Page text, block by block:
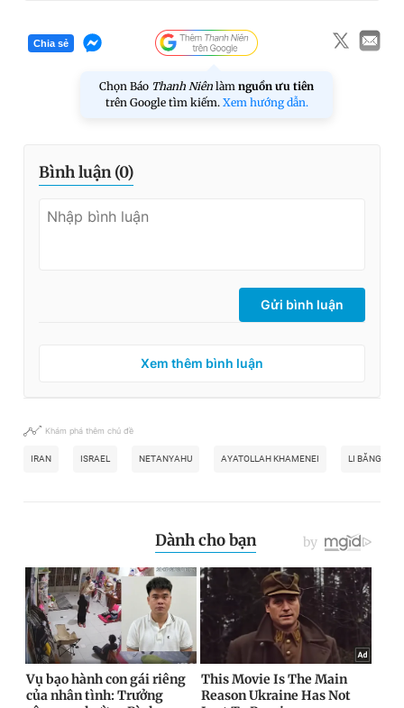
Chia sẻ
Chọn Báo Thanh Niên làm nguồn ưu tiên
trên Google tìm kiếm. Xem hướng dẫn.
Bình luận (0)
Gửi bình luận
Xem thêm bình luận
Khám phá thêm chủ đề
IRAN ISRAEL NETANYAHU AYATOLLAH KHAMENEI LI BĂNG